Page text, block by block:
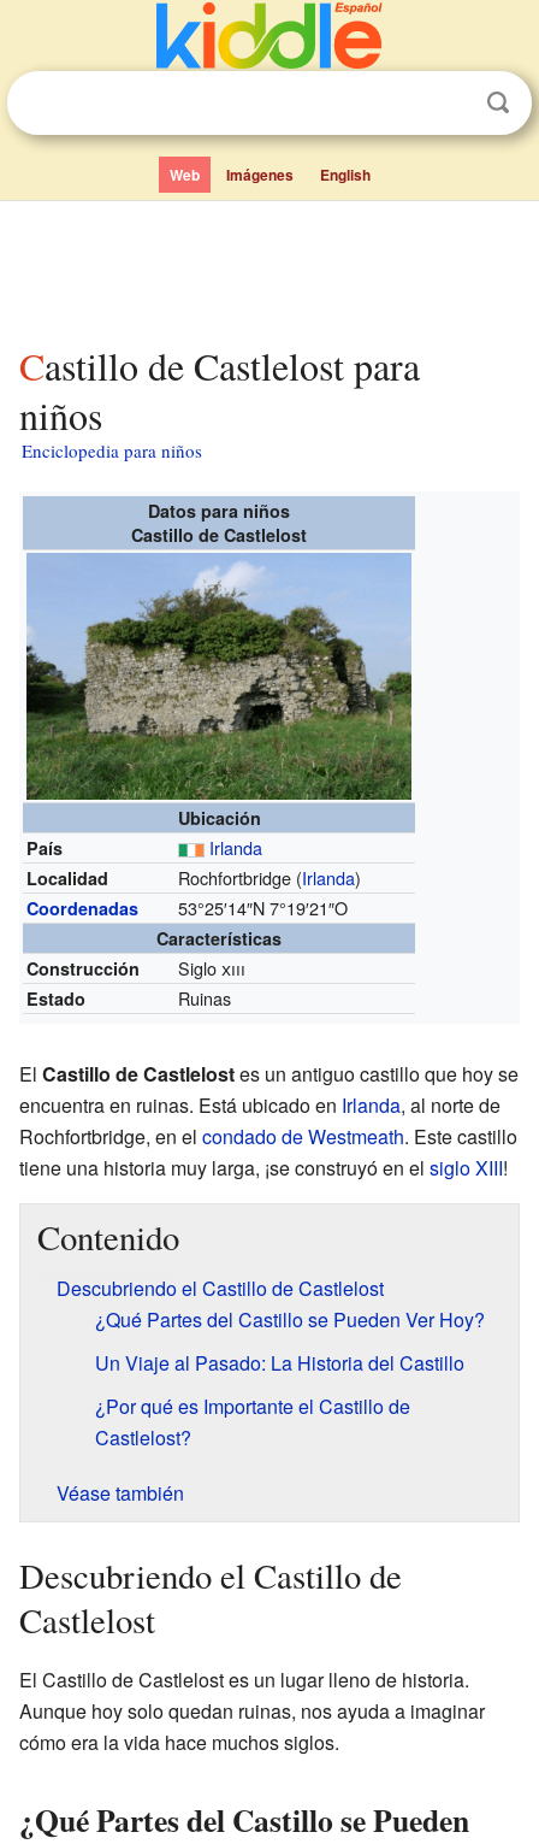
Web Imágenes English
Castillo de Castlelost para
niños
Enciclopedia para niños
Datos para niños
Castillo de Castlelost
Ubicación
País
Irlanda
Localidad Rochfortbridge (Irlanda)
Coordenadas 53°25′14″N7°19′21″O
Características
Construcción
Sigloxiii
Estado Ruinas
El Castillo de Castlelostes un antiguo castillo que hoy se
encuentra en ruinas. Está ubicado en Irlanda, al norte de
Rochfortbridge, en el condado de Westmeath. Este castillo
tiene una historia muy larga, ¡se construyó en el siglo XIII!
Contenido
Descubriendo el Castillo de Castlelost
¿Qué Partes del Castillo se Pueden Ver Hoy?
Un Viaje al Pasado: La Historia del Castillo
¿Por qué es Importante el Castillo de
Castlelost?
Véase también
Descubriendo el Castillo de
Castlelost
El Castillo de Castlelost es un lugar lleno de historia.
Aunque hoy solo quedan ruinas, nos ayuda a imaginar
cómo era la vida hace muchos siglos.
¿Qué Partes del Castillo se Pueden